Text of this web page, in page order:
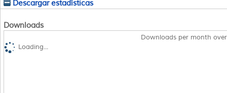
Descargar estadísticas
Downloads
Downloads per month
Loading...